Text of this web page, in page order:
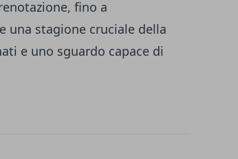
fino a
una stagione cruciale della
e uno sguardo capace di